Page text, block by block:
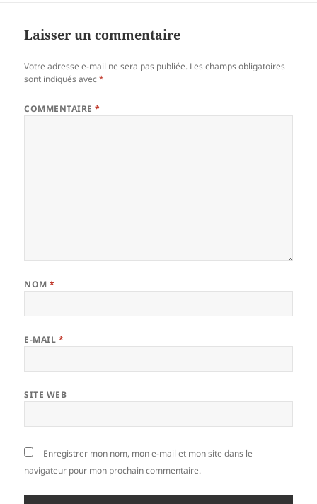
Laisser un commentaire
Votre adresse e-mail ne sera pas publiée. Les champs obligatoires
sont indiqués avec*
COMMENTAIRE*
NOM*
E-MAIL *
SITE WEB
Enregistrer mon nom, mon e-mail et mon site dans le
navigateur pour mon prochain commentaire.